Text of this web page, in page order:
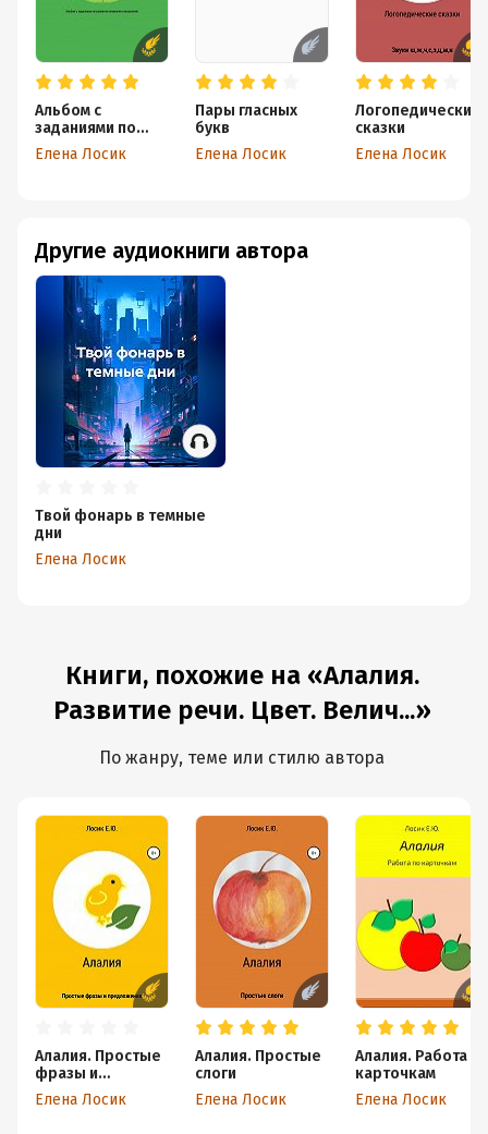
Альбом с
заданиями по
развитию
внимания и
Елена Лосик
Пары гласных
букв
Елена Лосик
Логопедические
сказки
Елена Лосик
Другие аудиокниги автора
Твой фонарь в темные
дни
Елена Лосик
Книги, похожие на «Алалия.
Развитие речи. Цвет. Велич...»
По жанру, теме или стилю автора
Алалия. Простые
фразы и
предложения
Елена Лосик
Алалия. Простые
слоги
Елена Лосик
Алалия. Работа по
карточкам
Елена Лосик